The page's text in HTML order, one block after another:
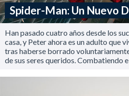
Spider-Man: Un Nuevo
Han pasado cuatro años desde los
casa, y Peter ahora es un adulto que
tras haberse borrado
de sus seres queridos. Combatiendo